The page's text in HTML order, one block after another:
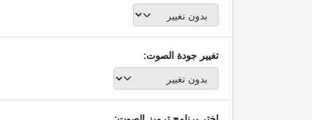
تغيير جودة الصوت: